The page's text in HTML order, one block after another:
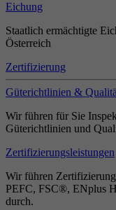
Eichung
Staatlich ermächtigte
Österreich
Zertifizierung
Güterichtlinien &
Wir führen für Sie
Güterichtlinien und
Zertifizierungsleistungen
Wir führen
PEFC, FSC®, ENplus
durch.